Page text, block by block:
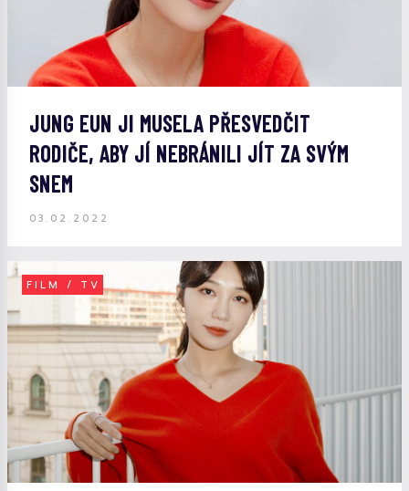
JUNG EUN JI MUSELA PŘESVEDČIT
RODIČE, ABY JÍ NEBRÁNILI JÍT ZA SVÝM
SNEM
03.02.2022
FILM / TV